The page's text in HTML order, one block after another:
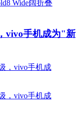
vivo手机成为"新